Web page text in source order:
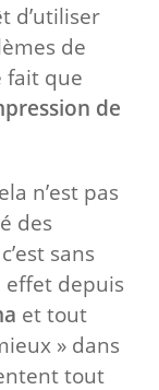
d’utiliser
de
fait que
de
n’est pas
des
sans
effet depuis
et tout
» dans
tout